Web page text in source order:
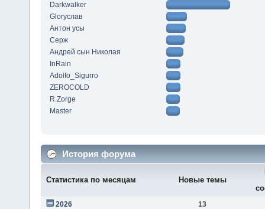
Darkwalker
Gloryслав
Антон усы
Серж
Андрей сын Николая
InRain
Adolfo_Sigurro
ZEROCOLD
R.Zorge
Master
История форума
Статистика по месяцам Новые темы
2026
13